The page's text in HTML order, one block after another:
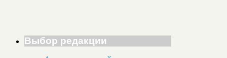
Выбор редакции